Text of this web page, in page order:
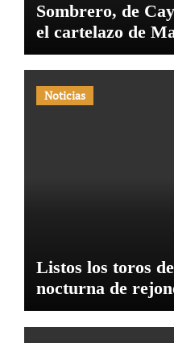
Sombrero, de
el cartelazo de
Noticias
Listos los toros
nocturna de